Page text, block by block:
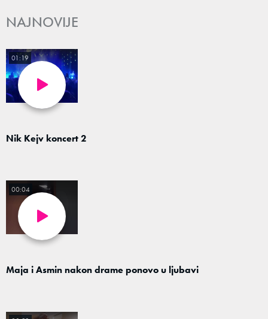
NAJNOVIJE
Nik Kejv koncert 2
01:19
Maja i Asmin nakon drame ponovo u ljubavi
00:04